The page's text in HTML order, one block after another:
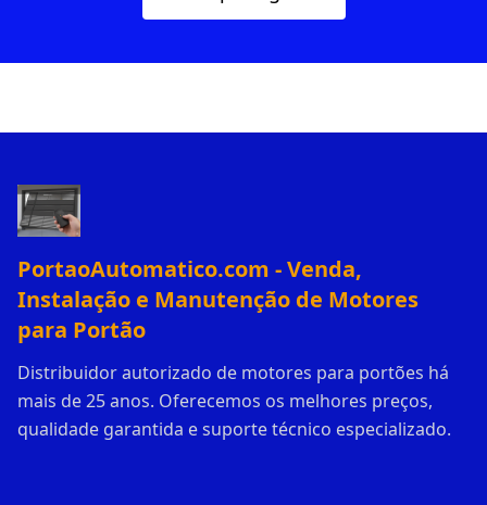
PortaoAutomatico.com - Venda,
Instalação e Manutenção de Motores
para Portão
Distribuidor autorizado de motores para portões há
mais de 25 anos. Oferecemos os melhores preços,
qualidade garantida e suporte técnico especializado.